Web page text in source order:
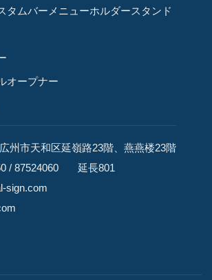
タムバーメニューホルダースタンド
オープナー
州市天和区延嶺路23階、燕燕楼23階
/ 87524060 延長801
sign.com